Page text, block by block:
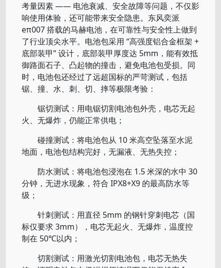
考量因素 —— 电池衰减、安全故障等问题，不仅影
响使用体验，还可能带来安全隐患。东风奕派
eπ007 搭载的马赫电池，在可靠性与安全性上做到
了行业顶尖水平。电池包采用 “高强度铝合金框架 +
底部装甲” 设计，底部装甲厚度达 5mm，能有效抵
御路面石子、凸起物的撞击，避免电池包受损。同
时，电池包还经过了远超国标的严苛测试，包括
锯、撞、水、刺、切、摔等极限考验：
锯切测试：用电锯切割电池包外壳，电芯无起
火、无爆炸，仍能正常供电；
碰撞测试：将电池包从 10 米高空坠落至水泥
地面，电池包结构完好，无漏液、无热失控；
防水测试：将电池包浸泡在 1.5 米深的水中 30
分钟，无进水现象，符合 IPX8+X9 的最高防水等
级；
针刺测试：用直径 5mm 的钢针穿刺电芯（国
标仅要求 3mm），电芯无起火、无爆炸，温度控
制在 50℃以内；
切割测试：用激光切割电池包，电芯无热失